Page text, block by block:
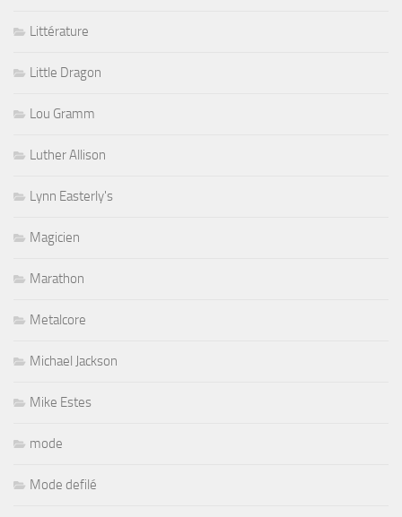
Littérature
Little Dragon
Lou Gramm
Luther Allison
Lynn Easterly's
Magicien
Marathon
Metalcore
Michael Jackson
Mike Estes
mode
Mode defilé